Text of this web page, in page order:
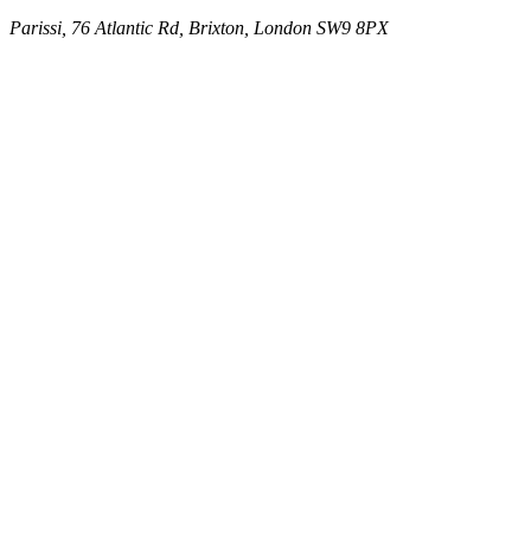
Parissi, 76 Atlantic Rd, Brixton, London SW9 8PX